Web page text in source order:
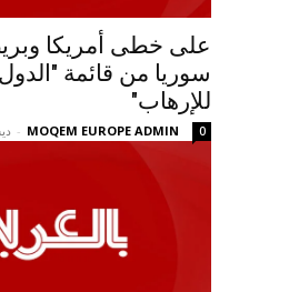
على خطى أمريكا
سوريا من قائمة
للإرهاب"
MOQEM EUROPE ADMIN
- 0